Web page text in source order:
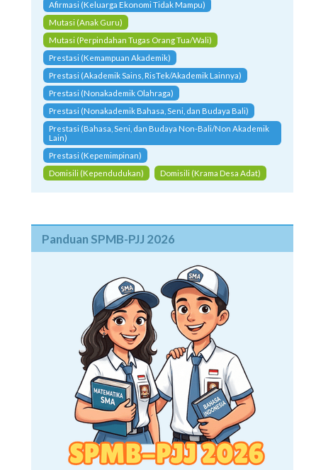
Afirmasi (Keluarga Ekonomi Tidak Mampu)
Mutasi (Anak Guru)
Mutasi (Perpindahan Tugas Orang Tua/Wali)
Prestasi (Kemampuan Akademik)
Prestasi (Akademik Sains, RisTek/Akademik Lainnya)
Prestasi (Nonakademik Olahraga)
Prestasi (Nonakademik Bahasa, Seni, dan Budaya Bali)
Prestasi (Bahasa, Seni, dan Budaya Non-Bali/Non Akademik
Lain)
Prestasi (Kepemimpinan)
Domisili (Kependudukan)
Domisili (Krama Desa Adat)
Panduan SPMB-PJJ 2026